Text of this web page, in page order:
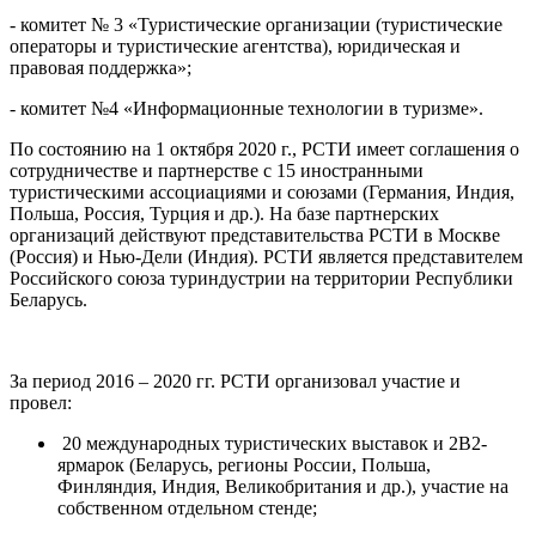
- комитет № 3 «Туристические организации (туристические
операторы и туристические агентства), юридическая и
правовая поддержка»;
- комитет №4 «Информационные технологии в туризме».
По состоянию на 1 октября 2020 г., РСТИ имеет соглашения о
сотрудничестве и партнерстве с 15 иностранными
туристическими ассоциациями и союзами (Германия, Индия,
Польша, Россия, Турция и др.). На базе партнерских
организаций действуют представительства РСТИ в Москве
(Россия) и Нью-Дели (Индия). РСТИ является представителем
Российского союза туриндустрии на территории Республики
Беларусь.
За период 2016 – 2020 гг. РСТИ организовал участие и
провел:
20 международных туристических выставок и 2B2-
ярмарок (Беларусь, регионы России, Польша,
Финляндия, Индия, Великобритания и др.), участие на
собственном отдельном стенде;